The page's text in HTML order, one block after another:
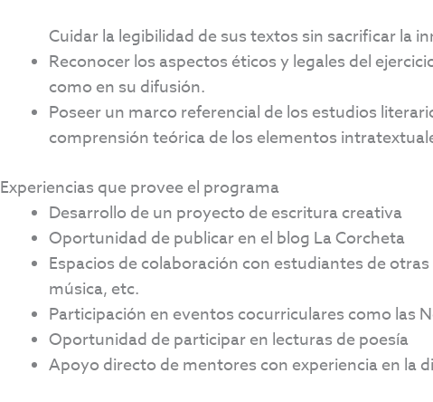
Cuidar la legibilidad de sus textos sin sacrificar la
Reconocer los aspectos éticos y legales del
como en su difusión.
Poseer un marco referencial de los estudios
comprensión teórica de los elementos
Experiencias que provee el programa
Desarrollo de un proyecto de escritura creativa
Oportunidad de publicar en el blog La Corcheta
Espacios de colaboración con estudiantes de
música, etc.
Participación en eventos cocurriculares como las
Oportunidad de participar en lecturas de poesía
Apoyo directo de mentores con experiencia en la